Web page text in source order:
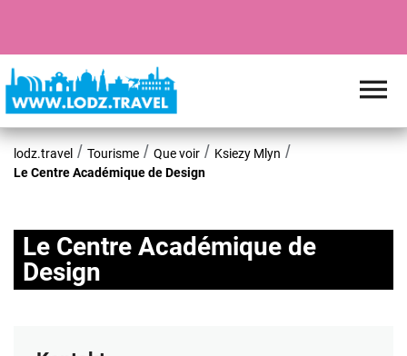
lodz.travel Tourisme Que voir
Ksiezy Mlyn
Le Centre Académique de Design
Le Centre Académique de
Design